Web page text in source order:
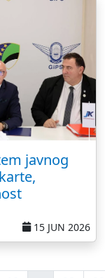
javnog
15 JUN 2026